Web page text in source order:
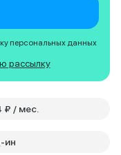
персональных данных
рассылку
594 ₽ / мес.
ин